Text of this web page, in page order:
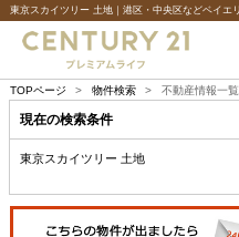
TOPページ > 物件検索 > 不動産情報一覧
現在の検索条件
東京スカイツリー 土地